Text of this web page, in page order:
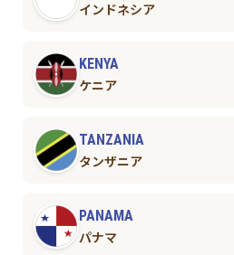
インドネシア
KENYA
ケニア
TANZANIA
タンザニア
PANAMA
パナマ